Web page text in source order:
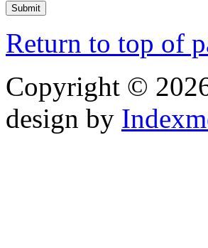
Return to top of
Copyright ©
design by